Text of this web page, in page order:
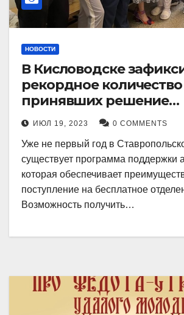
НОВОСТИ
В Кисловодске
рекордное
принявших решение
воспользоваться
установленными
целью поступления в
медицинский вуз в
ИЮЛ 19, 2023 0 COMMENTS
Уже не первый год в
существует программа поддержки
которая обеспечивает
поступление на бесплатное
Возможность получить…